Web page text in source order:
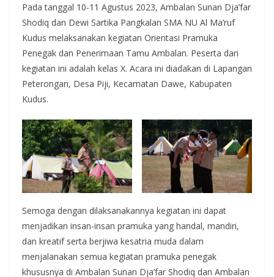
Pada tanggal 10-11 Agustus 2023, Ambalan Sunan Dja’far
Shodiq dan Dewi Sartika Pangkalan SMA NU Al Ma’ruf
Kudus melaksanakan kegiatan Orientasi Pramuka
Penegak dan Penerimaan Tamu Ambalan. Peserta dari
kegiatan ini adalah kelas X. Acara ini diadakan di Lapangan
Peterongan, Desa Piji, Kecamatan Dawe, Kabupaten
Kudus.
Semoga dengan dilaksanakannya kegiatan ini dapat
menjadikan insan-insan pramuka yang handal, mandiri,
dan kreatif serta berjiwa kesatria muda dalam
menjalanakan semua kegiatan pramuka penegak
khususnya di Ambalan Sunan Dja’far Shodiq dan Ambalan